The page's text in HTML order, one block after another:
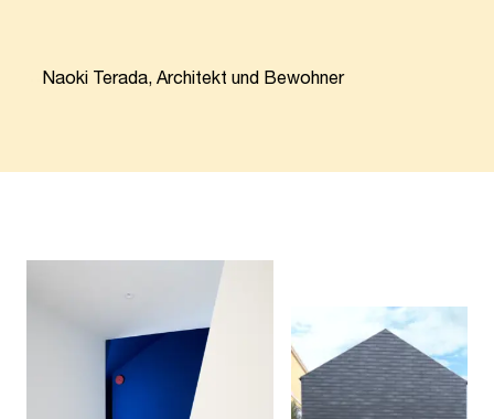
Naoki Terada, Architekt und Bewohner